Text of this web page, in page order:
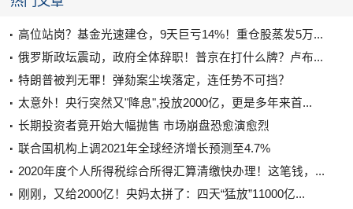
高位站岗？基金光速建仓，9天巨亏14%！重仓股蒸发5万...
俄罗斯政坛震动，政府全体辞职！普京在打什么牌？卢布...
特朗普被判无罪！弹劾案尘埃落定，连任势不可挡？
太意外！央行突然又"降息",投放2000亿，更是多年来首...
长期投资者竟开始大幅抛售 市场崩盘恐愈演愈烈
联合国机构上调2021年全球经济增长预测至4.7%
2020年度个人所得税综合所得汇算清缴快办理！这笔钱，...
刚刚，又给2000亿！央妈太拼了：四天“猛放”11000亿...